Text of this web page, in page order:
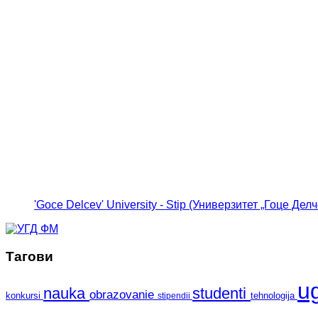
'Goce Delcev' University - Stip (Универзитет „Гоце
Тагови
konkursi nauka obrazovanie stipendii studenti tehnologija